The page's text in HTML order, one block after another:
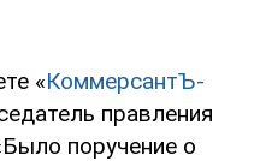
«КоммерсантЪ-
правления
поручение о